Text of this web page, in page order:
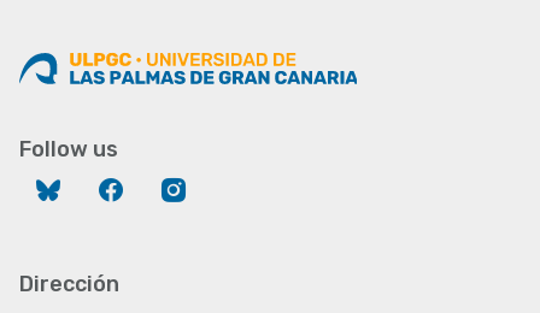
Follow us
Bluesky Facebook
Dirección